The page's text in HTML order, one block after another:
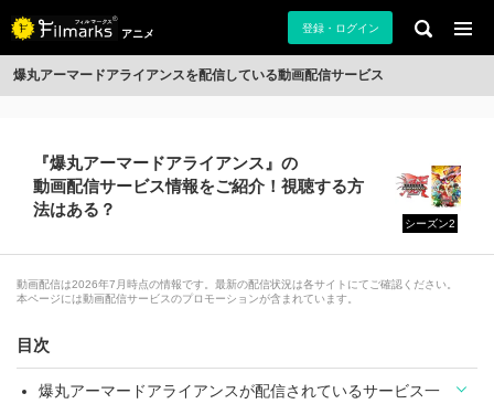
アニメ 登録・ログイン
爆丸アーマードアライアンスを配信している動画配信サービス
『爆丸アーマードアライアンス』の
動画配信サービス情報をご紹介！視聴する方
法はある？
シーズン2
動画配信は2026年7月時点の情報です。最新の配信状況は各サイトにてご確認ください。
本ページには動画配信サービスのプロモーションが含まれています。
目次
爆丸アーマードアライアンスが配信されているサービス一